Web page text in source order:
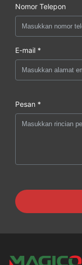
Nomor Telepon
E-mail *
Pesan *